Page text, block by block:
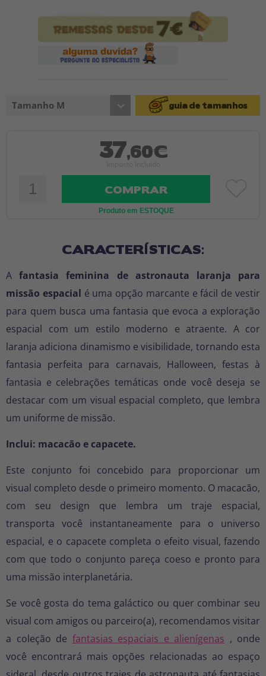
Tamanho M guia de tamanhos
37,60€
COMPRAR
Produto em ESTOQUE
CARACTERÍSTICAS:
Afantasia feminina de astronauta laranja para
missão espacial é uma opção marcante e fácil de vestir
para quem busca uma fantasia que evoca a exploração
espacial com um estilo moderno e atraente. A cor
laranja adiciona dinamismo e visibilidade, tornando esta
fantasia perfeita para carnavais, Halloween, festas à
fantasia e celebrações temáticas onde você deseja se
destacar com um visual espacial completo, que lembra
um uniforme de missão.
Inclui: macacão e capacete.
Este conjunto foi concebido para proporcionar um
visual completo desde o primeiro momento. O macacão,
com seu design que lembra um traje espacial,
transporta você instantaneamente para o universo
espacial, e o capacete completa o efeito visual, fazendo
com que todo o conjunto pareça coeso e pronto para
uma missão interplanetária.
Se você gosta do tema galáctico ou quer combinar seu
visual com amigos ou parceiro(a), recomendamos visitar
a coleção de fantasias espaciais e alienígenas , onde
você encontrará mais opções relacionadas ao espaço